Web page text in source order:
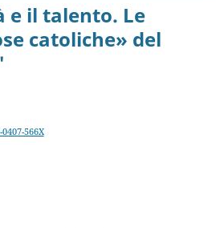
e il talento. Le
catoliche» del
566X